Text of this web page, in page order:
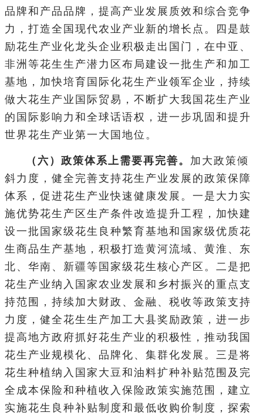
品牌和产品品牌，提高产业发展质效和综合竞争
力，打造全国现代农业产业新的增长点。四是鼓
励花生产业化龙头企业积极走出国门，在中亚、
非洲等花生生产潜力区布局建设一批生产和加工
基地，加快培育国际化花生产业领军企业，持续
做大花生产业国际贸易，不断扩大我国花生产业
的国际影响力和全球话语权，进一步巩固和提升
世界花生产业第一大国地位。
（六）政策体系上需要再完善。 加大政策倾
斜力度，健全完善支持花生产业发展的政策保障
体系，促进花生产业快速健康发展。一是大力实
施优势花生产区生产条件改造提升工程，加快建
设一批国家级花生良种繁育基地和国家级优质花
生商品生产基地，积极打造黄河流域、黄淮、东
北、华南、新疆等国家级花生核心产区。二是把
花生产业纳入国家农业发展和乡村振兴的重点支
持范围，持续加大财政、金融、税收等政策支持
力度，健全花生生产加工大县奖励政策，进一步
提高地方政府抓好花生产业的积极性，推动我国
花生产业规模化、品牌化、集群化发展。三是将
花生种植纳入国家大豆和油料扩种补贴范围及完
全成本保险和种植收入保险政策实施范围，建立
实施花生良种补贴制度和最低收购价制度，探索